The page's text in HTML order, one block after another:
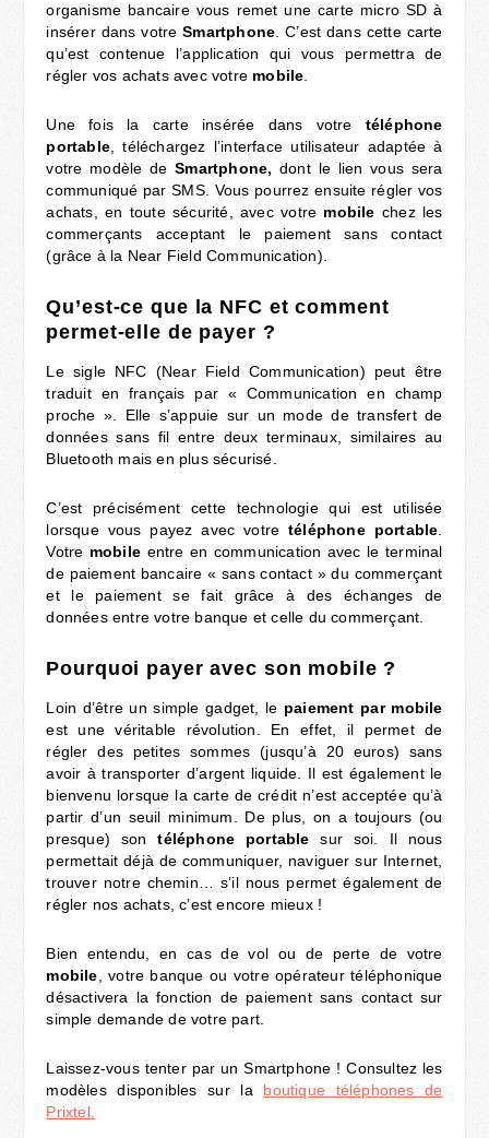
organisme bancaire vous remet une carte micro SD à
insérer dans votreSmartphone . C’est dans cette carte
qu’est contenue l’application qui vous permettra de
régler vos achats avec votre mobile
Une fois la carte insérée dans votre téléphone
portable , téléchargez l’interface utilisateur adaptée à
votre modèle deSmartphone,dont le lien vous sera
communiqué par SMS. Vous pourrez ensuite régler vos
achats, en toute sécurité, avec votre mobile chez les
commerçants acceptant le paiement sans contact
(grâce à la Near Field Communication).
Qu’est-ce que la NFC et comment
permet-elle de payer ?
Le sigle NFC (Near Field Communication) peut être
traduit en français par « Communication en champ
proche ». Elle s’appuie sur un mode de transfert de
données sans fil entre deux terminaux, similaires au
Bluetooth mais en plus sécurisé.
C’est précisément cette technologie qui est utilisée
lorsque vous payez avec votretéléphone portable
Votre mobile entre en communication avec le terminal
de paiement bancaire « sans contact » du commerçant
et le paiement se fait grâce à des échanges de
données entre votre banque et celle du commerçant.
Pourquoi payer avec son mobile ?
Loin d’être un simple gadget, le paiement par mobile
est une véritable révolution. En effet, il permet de
régler des petites sommes (jusqu’à 20 euros) sans
avoir à transporter d’argent liquide. Il est également le
bienvenu lorsque la carte de crédit n’est acceptée qu’à
partir d’un seuil minimum. De plus, on a toujours (ou
presque) sontéléphone portable sur soi. Il nous
permettait déjà de communiquer, naviguer sur Internet,
trouver notre chemin… s’il nous permet également de
régler nos achats, c’est encore mieux !
Bien entendu, en cas de vol ou de perte de votre
mobile , votre banque ou votre opérateur téléphonique
désactivera la fonction de paiement sans contact sur
simple demande de votre part.
Laissez-vous tenter par un Smartphone ! Consultez les
modèles disponibles sur la boutique téléphones de
Prixtel.